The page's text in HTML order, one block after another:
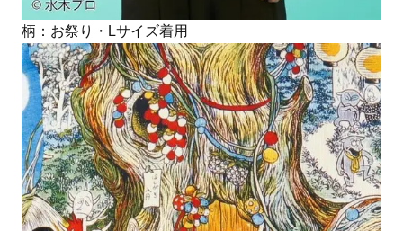
柄：お祭り・Lサイズ着用